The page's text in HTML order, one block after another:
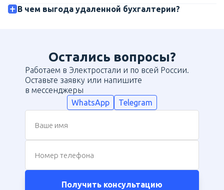
В чем выгода удаленной бухгалтерии?
Остались вопросы?
Работаем в Электростали и по всей России.
Оставьте заявку или напишите
в мессенджеры
WhatsApp
Telegram
Ваше имя
Номер телефона
Получить консультацию